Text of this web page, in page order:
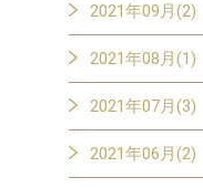
2021年09月(2)
2021年08月(1)
2021年07月(3)
2021年06月(2)